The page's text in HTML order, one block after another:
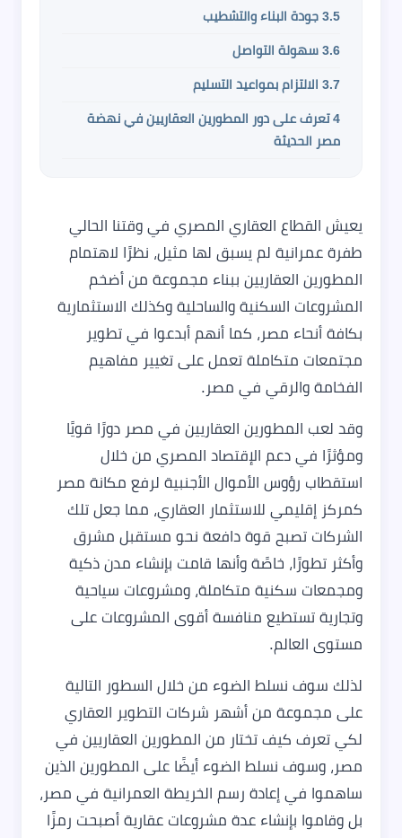
3.5 جودة البناء والتشطيب
3.6 سهولة التواصل
3.7 الالتزام بمواعيد التسليم
4 تعرف على دور المطورين العقاريين في نهضة
مصر الحديثة
يعيش القطاع العقاري المصري في وقتنا الحالي
طفرة عمرانية لم يسبق لها مثيل، نظرًا لاهتمام
المطورين العقاريين ببناء مجموعة من أضخم
المشروعات السكنية والساحلية وكذلك الاستثمارية
بكافة أنحاء مصر، كما أنهم أبدعوا في تطوير
مجتمعات متكاملة تعمل على تغيير مفاهيم
الفخامة والرقي في مصر.
وقد لعب المطورين العقاريين في مصر دورًا قويًا
ومؤثرًا في دعم الإقتصاد المصري من خلال
استقطاب رؤوس الأموال الأجنبية لرفع مكانة مصر
كمركز إقليمي للاستثمار العقاري، مما جعل تلك
الشركات تصبح قوة دافعة نحو مستقبل مشرق
وأكثر تطورًا، خاصًة وأنها قامت بإنشاء مدن ذكية
ومجمعات سكنية متكاملة، ومشروعات سياحية
وتجارية تستطيع منافسة أقوى المشروعات على
مستوى العالم.
لذلك سوف نسلط الضوء من خلال السطور التالية
على مجموعة من أشهر شركات التطوير العقاري
لكي تعرف كيف تختار من المطورين العقاريين في
مصر، وسوف نسلط الضوء أيضًا على المطورين الذين
ساهموا في إعادة رسم الخريطة العمرانية في مصر،
بل وقاموا بإنشاء عدة مشروعات عقارية أصبحت رمزًا